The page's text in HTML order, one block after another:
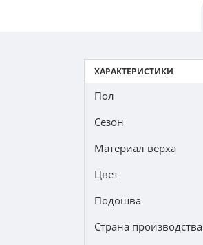
ХАРАКТЕРИСТИКИ
Пол
Сезон
Материал верха
Цвет
Подошва
Страна производства